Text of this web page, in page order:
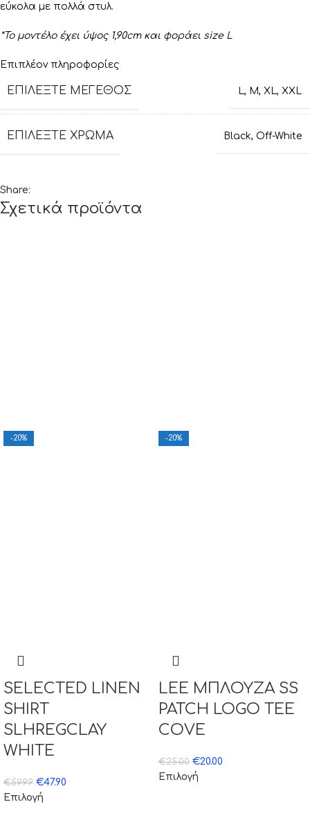
εύκολα με πολλά στυλ.
*Το μοντέλο έχει ύψος 1,90cm και φοράει size L
Επιπλέον πληροφορίες
ΕΠΙΛΈΞΤΕ ΜΈΓΕΘΟΣ L, M, XL, XXL
ΕΠΙΛΈΞΤΕ ΧΡΏΜΑ Black, Off-White
Share:
Σχετικά προϊόντα
-20%
SELECTED LINEN
SHIRT
SLHREGCLAY
WHITE
€59.99 €47.90
Επιλογή
-20%
LEE ΜΠΛΟΥΖΑ SS
PATCH LOGO TEE
COVE
€25.00 €20.00
Επιλογή